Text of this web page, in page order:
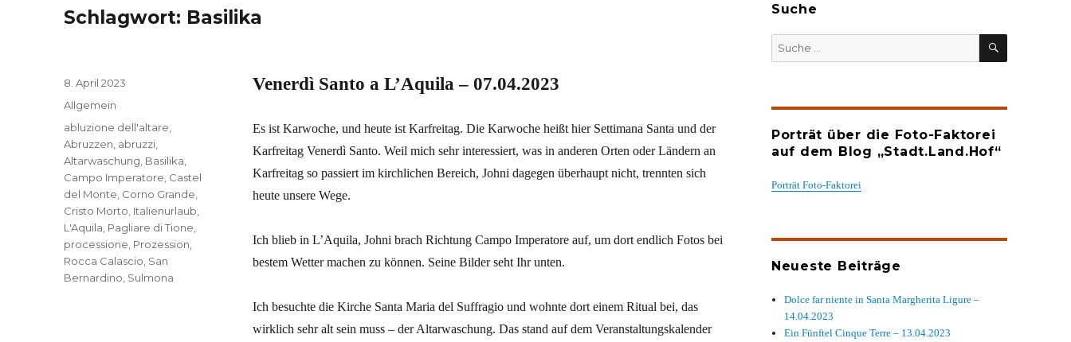
Schlagwort: Basilika
Venerdì Santo a L’Aquila – 07.04.2023
Es ist Karwoche, und heute ist Karfreitag. Die Karwoche heißt hier Settimana Santa und der
Karfreitag Venerdì Santo. Weil mich sehr interessiert, was in anderen Orten oder Ländern an
Karfreitag so passiert im kirchlichen Bereich, Johni dagegen überhaupt nicht, trennten sich
heute unsere Wege.
Ich blieb in L’Aquila, Johni brach Richtung Campo Imperatore auf, um dort endlich Fotos bei
bestem Wetter machen zu können. Seine Bilder seht Ihr unten.
Ich besuchte die Kirche Santa Maria del Suffragio und wohnte dort einem Ritual bei, das
wirklich sehr alt sein muss – der Altarwaschung. Das stand auf dem Veranstaltungskalender
Veröffentlicht
am
8. April 2023
Kategorien
Allgemein
Schlagwörter
abluzione dell'altare
Abruzzen abruzzi
Altarwaschung Basilika
Campo Imperatore Castel
del Monte Corno Grande
Cristo Morto Italienurlaub
L'Aquila Pagliare di Tione
processione Prozession
Rocca Calascio San
Bernardino Sulmona
Suche
SUCHEN
Porträt über die Foto-Faktorei
auf dem Blog „Stadt.Land.Hof“
Porträt Foto-Faktorei
Neueste Beiträge
Dolce far niente in Santa Margherita Ligure –
14.04.2023
Ein Fünftel Cinque Terre – 13.04.2023